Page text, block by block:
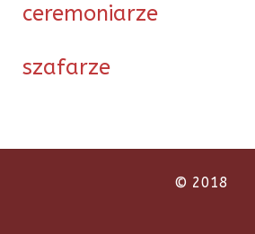
ceremoniarze
szafarze
© 2018